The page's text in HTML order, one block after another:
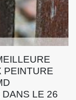
PEINTURE
LE 26